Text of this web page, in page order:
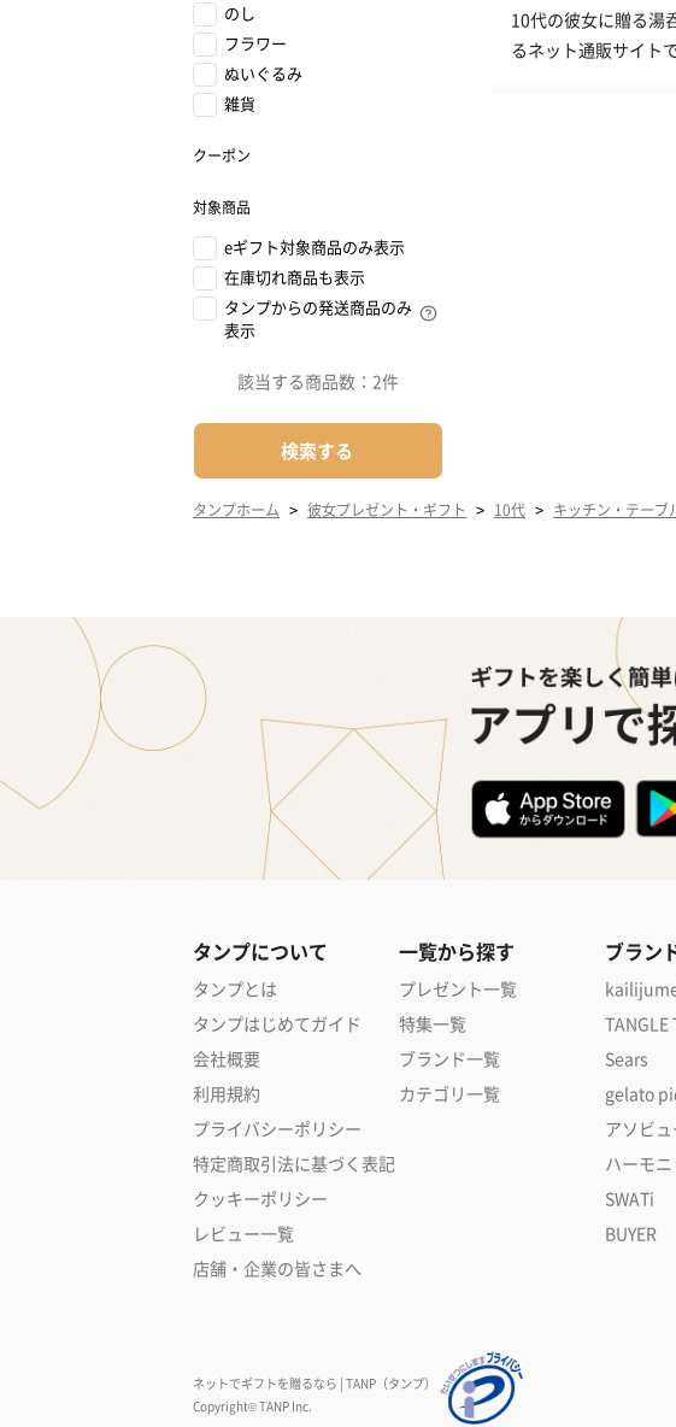
のし
フラワー
ぬいぐるみ
雑貨
クーポン
対象商品
eギフト対象商品のみ表示
在庫切れ商品も表示
タンプからの発送商品のみ
表示
該当する商品数： 2件
検索する
10代の彼女に贈る湯
るネット通販サイト
タンプホーム > 彼女プレゼント・ギフト > 10代 > キッチン・テーブ
タンプについて
タンプとは
タンプはじめてガイド
会社概要
利用規約
プライバシーポリシー
特定商取引法に基づく表記
クッキーポリシー
レビュー一覧
店舗・企業の皆さまへ
一覧から探す
プレゼント一覧
特集一覧
ブランド一覧
カテゴリ一覧
ブラン
TANGLE
Sears
gelato
アソビ
ハーモニ
SWATi
BUYER
ネットでギフトを贈るなら | TANP（タンプ）
Copyright© TANP Inc.